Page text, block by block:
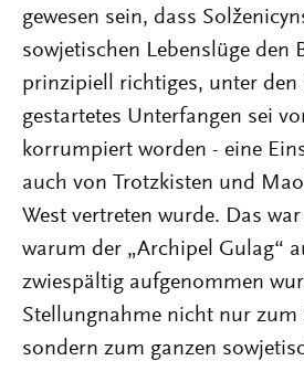
gewesen sein, dass
sowjetischen Lebenslüge den
prinzipiell richtiges, unter den
gestartetes Unterfangen sei
korrumpiert worden - eine
auch von Trotzkisten und
West vertreten wurde. Das
warum der „Archipel Gulag“
zwiespältig aufgenommen
Stellungnahme nicht nur zum
sondern zum ganzen